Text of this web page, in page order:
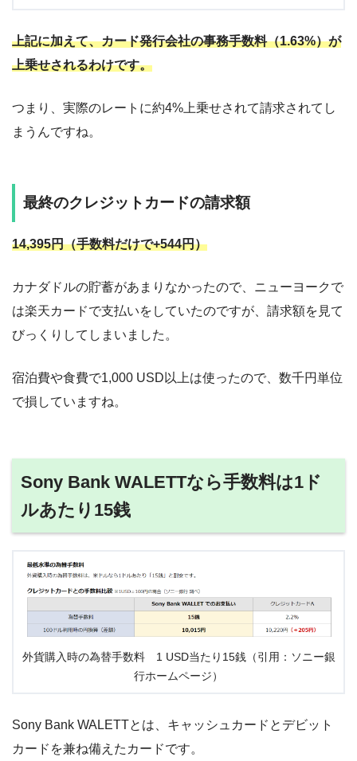
上記に加えて、カード発行会社の事務手数料（1.63%）が
上乗せされるわけです。
つまり、実際のレートに約4%上乗せされて請求されてし
まうんですね。
最終のクレジットカードの請求額
14,395円（手数料だけで+544円）
カナダドルの貯蓄があまりなかったので、ニューヨークで
は楽天カードで支払いをしていたのですが、請求額を見て
びっくりしてしまいました。
宿泊費や食費で1,000 USD以上は使ったので、数千円単位
で損していますね。
Sony Bank WALETTなら手数料は1ド
ルあたり15銭
外貨購入時の為替手数料 1 USD当たり15銭（引用：ソニー銀
行ホームページ）
Sony Bank WALETTとは、キャッシュカードとデビット
カードを兼ね備えたカードです。